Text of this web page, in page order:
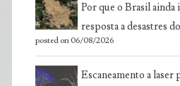
Por que o Brasil ainda
resposta a desastres
posted on 06/08/2026
Escaneamento a